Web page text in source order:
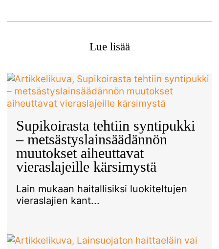
Lue lisää
Supikoirasta tehtiin syntipukki
– metsästyslainsäädännön
muutokset aiheuttavat
vieraslajeille kärsimystä
Lain mukaan haitallisiksi luokiteltujen
vieraslajien kant...